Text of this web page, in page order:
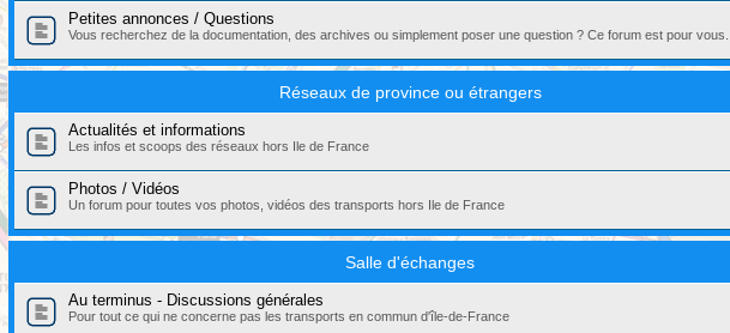
Petites annonces / Questions
Vous recherchez de la documentation, des archives ou simplement poser une question ? Ce forum est pour vous...
Réseaux de province ou étrangers
Actualités et informations
Les infos et scoops des réseaux hors Ile de France
Photos / Vidéos
Un forum pour toutes vos photos, vidéos des transports hors Ile de France
Salle d'échanges
Au terminus - Discussions générales
Pour tout ce qui ne concerne pas les transports en commun d'île-de-France